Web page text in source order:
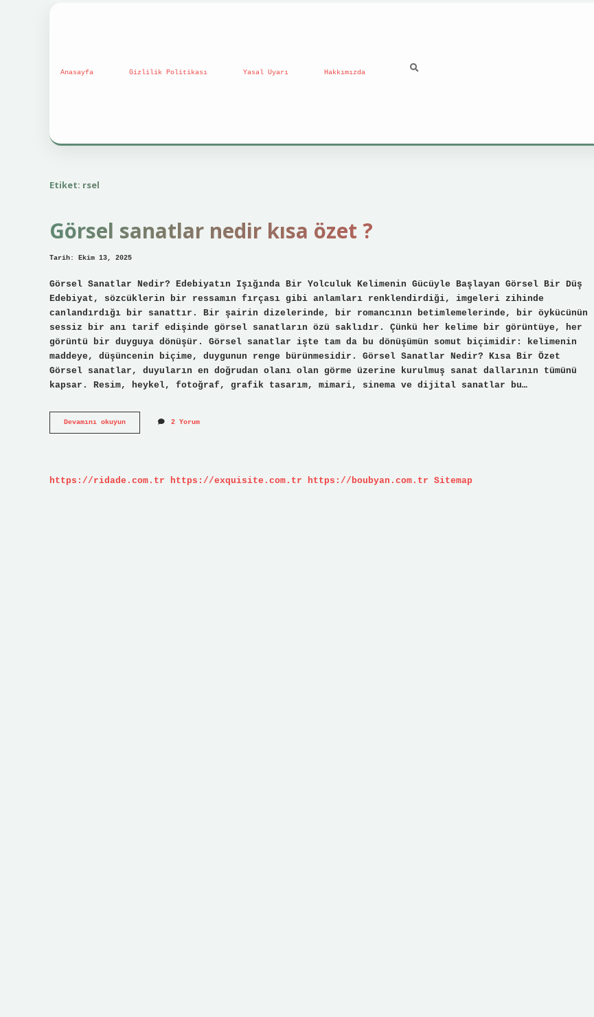
Anasayfa Gizlilik Politikası Yasal Uyarı Hakkımızda
Etiket: rsel
Görsel sanatlar nedir kısa özet ?
Tarih: Ekim 13, 2025
Görsel Sanatlar Nedir? Edebiyatın Işığında Bir Yolculuk Kelimenin Gücüyle Başlayan Görsel Bir Düş
Edebiyat, sözcüklerin bir ressamın fırçası gibi anlamları renklendirdiği, imgeleri zihinde
canlandırdığı bir sanattır. Bir şairin dizelerinde, bir romancının betimlemelerinde, bir öykücünün
sessiz bir anı tarif edişinde görsel sanatların özü saklıdır. Çünkü her kelime bir görüntüye, her
görüntü bir duyguya dönüşür. Görsel sanatlar işte tam da bu dönüşümün somut biçimidir: kelimenin
maddeye, düşüncenin biçime, duygunun renge bürünmesidir. Görsel Sanatlar Nedir? Kısa Bir Özet
Görsel sanatlar, duyuların en doğrudan olanı olan görme üzerine kurulmuş sanat dallarının tümünü
kapsar. Resim, heykel, fotoğraf, grafik tasarım, mimari, sinema ve dijital sanatlar bu…
Devamını okuyunGörsel
sanatlar
2 Yorum
https://ridade.com.tr https://exquisite.com.tr https://boubyan.com.tr Sitemap